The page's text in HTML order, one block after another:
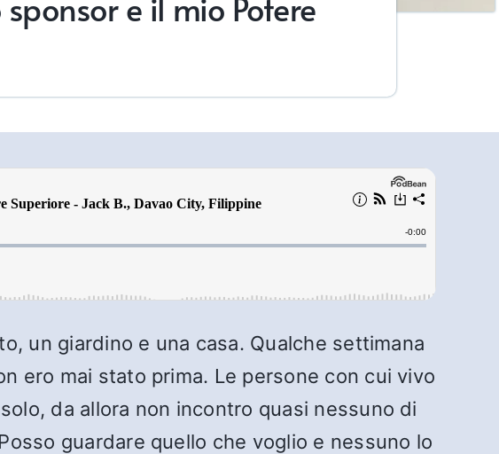
un giardino e una casa. Qualche settimana
ero mai stato prima. Le persone con cui vivo
da allora non incontro quasi nessuno di
guardare quello che voglio e nessuno lo